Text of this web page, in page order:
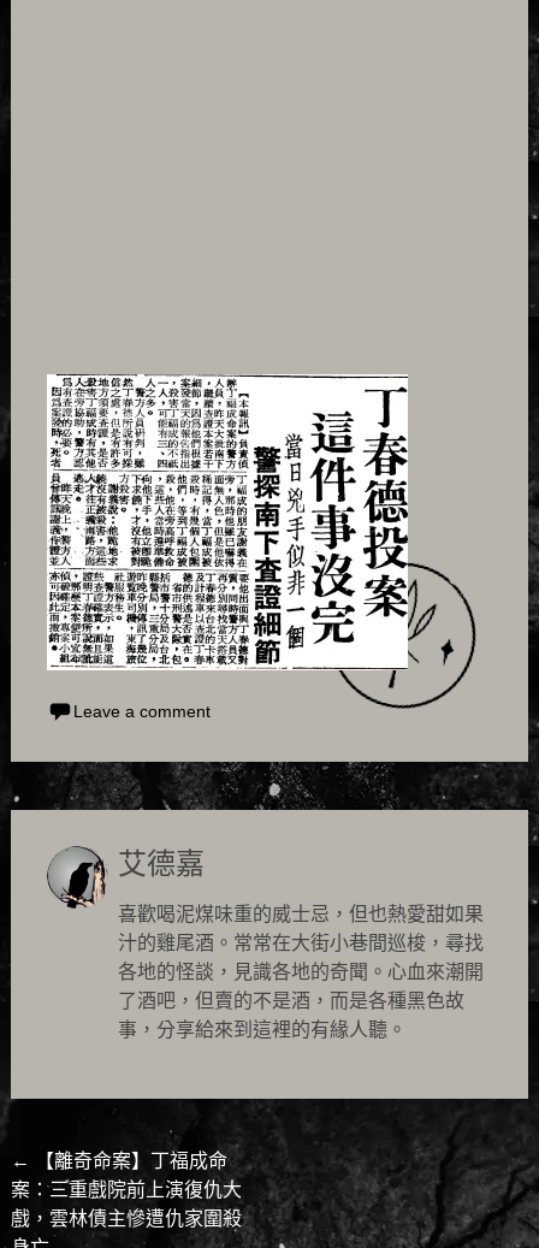
Leave a comment
艾德嘉
喜歡喝泥煤味重的威士忌，但也熱愛甜如果
汁的雞尾酒。常常在大街小巷間巡梭，尋找
各地的怪談，見識各地的奇聞。心血來潮開
了酒吧，但賣的不是酒，而是各種黑色故
事，分享給來到這裡的有緣人聽。
Post
navigation
←
【離奇命案】丁福成命
案：三重戲院前上演復仇大
戲，雲林債主慘遭仇家圍殺